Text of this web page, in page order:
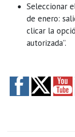
Seleccionar
de enero:
clicar la
autorizada”.